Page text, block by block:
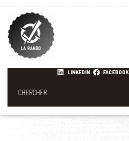
LINKEDIN FACEBOOK